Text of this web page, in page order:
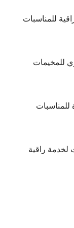
للمناسبات
للمخيمات
للمناسبات
لخدمة راقية